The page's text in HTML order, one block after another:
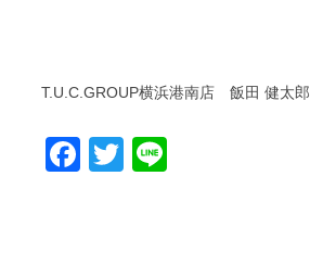
T.U.C.GROUP横浜港南店 飯田 健太郎
Facebook
Twitter